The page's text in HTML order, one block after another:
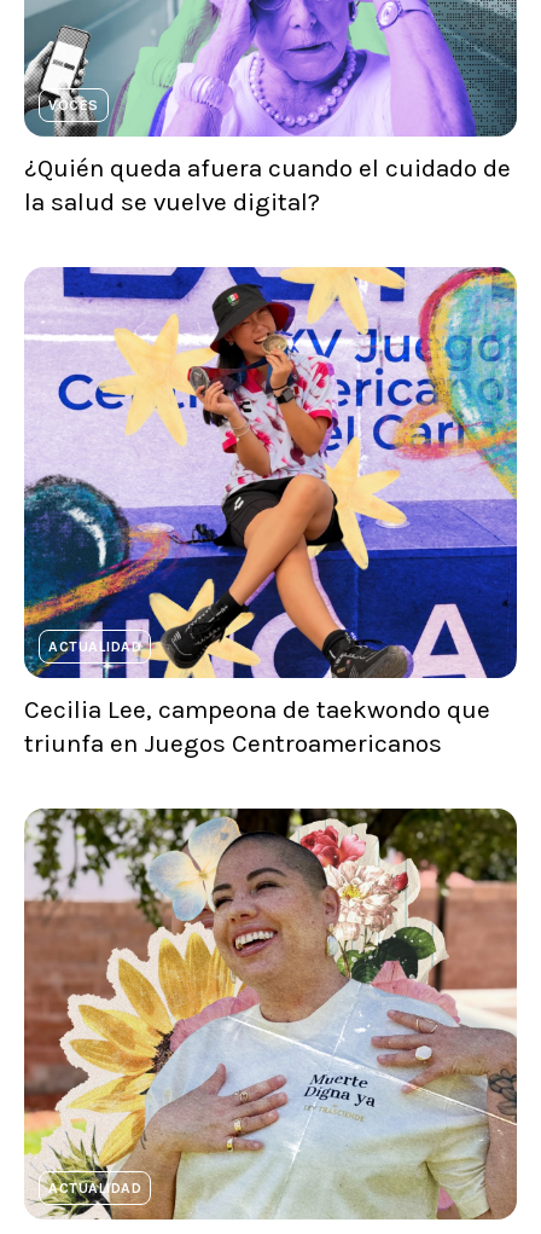
VOCES
¿Quién queda afuera cuando el cuidado de
la salud se vuelve digital?
ACTUALIDAD
Cecilia Lee, campeona de taekwondo que
triunfa en Juegos Centroamericanos
ACTUALIDAD